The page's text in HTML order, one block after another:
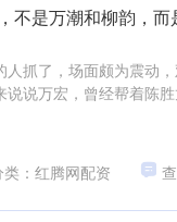
不是万潮和柳韵，
抓了，场面颇为震动
说万宏，曾经帮着陈
类：红腾网配资